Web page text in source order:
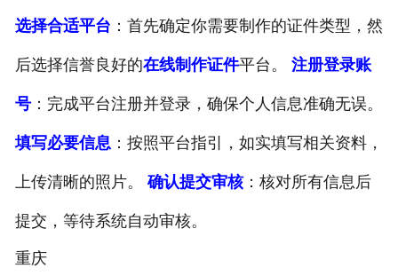
选择合适平台 ：首先确定你需要制作的证件类型，然
后选择信誉良好的在线制作证件平台。 注册登录账
号：完成平台注册并登录，确保个人信息准确无误。
填写必要信息：按照平台指引，如实填写相关资料，
上传清晰的照片。确认提交审核：核对所有信息后
提交，等待系统自动审核。
重庆